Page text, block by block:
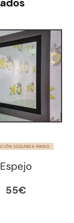
SEGUNDA MANO
Espejo
55€